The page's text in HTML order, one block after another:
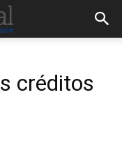
créditos